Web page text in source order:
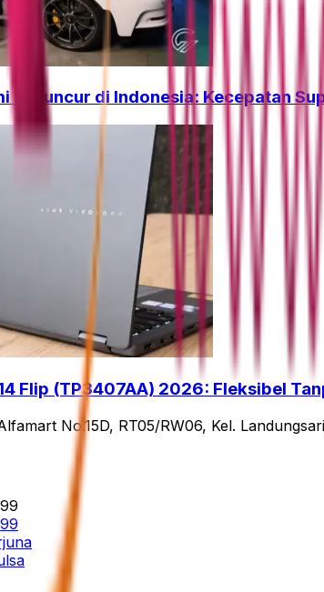
Meluncur di Indonesia: Kecepatan
Flip (TP3407AA) 2026: Fleksibel
No.15D, RT05/RW06, Kel.